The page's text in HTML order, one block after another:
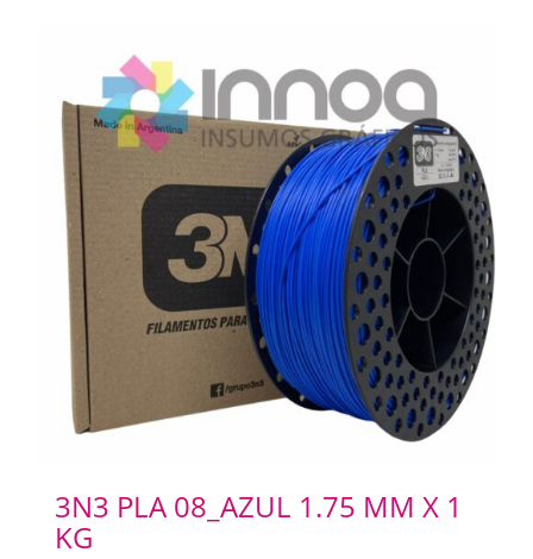
3N3 PLA 08_AZUL 1.75 MM X 1
KG